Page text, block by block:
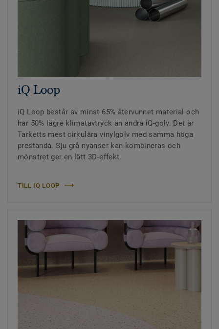
iQ Loop
iQ Loop består av minst 65% återvunnet material och
har 50% lägre klimatavtryck än andra iQ-golv. Det är
Tarketts mest cirkulära vinylgolv med samma höga
prestanda. Sju grå nyanser kan kombineras och
mönstret ger en lätt 3D-effekt.
TILL IQ LOOP